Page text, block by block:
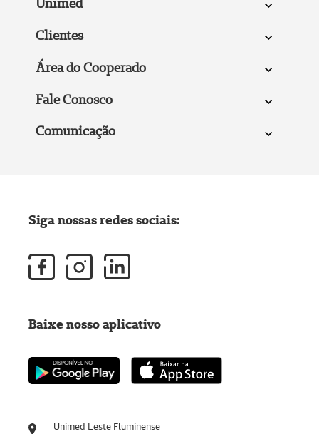
Clientes
Área do Cooperado
Fale Conosco
Comunicação
Unimed Leste Fluminense
Siga nossas redes sociais:
Baixe nosso aplicativo